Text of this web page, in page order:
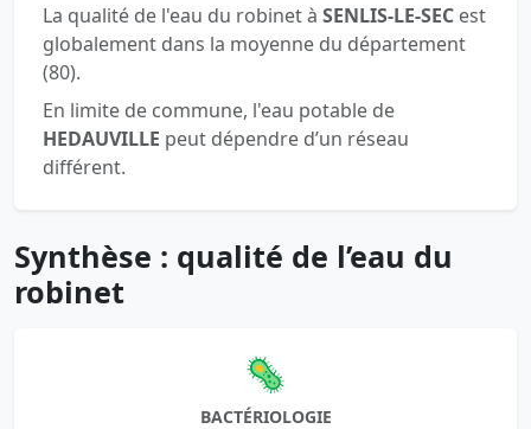
La qualité de l'eau du robinet à SENLIS-LE-SEC est
globalement dans la moyenne du département
(80).
En limite de commune, l'eau potable de
HEDAUVILLE peut dépendre d’un réseau
différent.
Synthèse : qualité de l’eau du
robinet
🦠
BACTÉRIOLOGIE